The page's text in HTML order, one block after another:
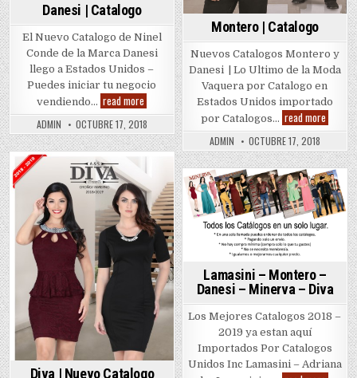
Danesi | Catalogo
El Nuevo Catalogo de Ninel
Conde de la Marca Danesi
llego a Estados Unidos –
Puedes iniciar tu negocio
vendiendo… read more
|
Catalogo
ADMIN OCTUBRE 17, 2018
Montero | Catalogo
Nuevos Catalogos Montero y
Danesi | Lo Ultimo de la Moda
Vaquera por Catalogo en
Estados Unidos importado
por Catalogos… read more
|
ADMIN OCTUBRE 17, 2018
Posted
Diva | Nuevo Catalogo
Posted
in
Lamasini – Montero –
Danesi – Minerva – Diva
Los Mejores Catalogos 2018 –
2019 ya estan aquí
Importados Por Catalogos
Unidos Inc Lamasini – Adriana